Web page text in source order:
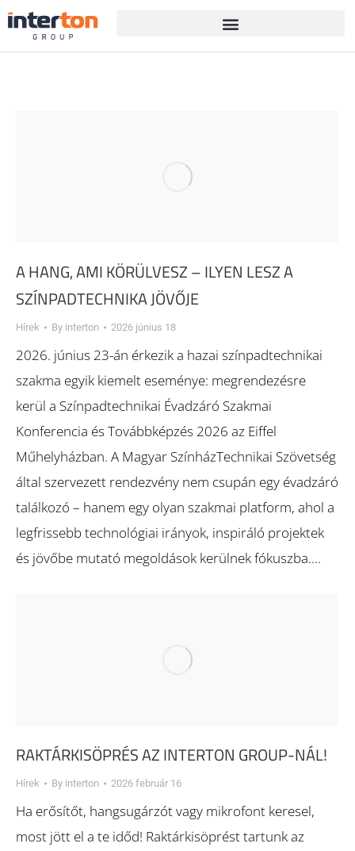
A HANG, AMI KÖRÜLVESZ – ILYEN LESZ A
SZÍNPADTECHNIKA JÖVŐJE
Hírek By interton 2026 június 18
2026. június 23-án érkezik a hazai színpadtechnikai
szakma egyik kiemelt eseménye: megrendezésre
kerül a Színpadtechnikai Évadzáró Szakmai
Konferencia és Továbbképzés 2026 az Eiffel
Műhelyházban. A Magyar SzínházTechnikai Szövetség
által szervezett rendezvény nem csupán egy évadzáró
találkozó – hanem egy olyan szakmai platform, ahol a
legfrissebb technológiai irányok, inspiráló projektek
és jövőbe mutató megoldások kerülnek fókuszba.…
RAKTÁRKISÖPRÉS AZ INTERTON GROUP-NÁL!
Hírek By interton 2026 február 16
Ha erősítőt, hangsugárzót vagy mikrofont keresel,
most jött el a te időd! Raktárkisöprést tartunk az